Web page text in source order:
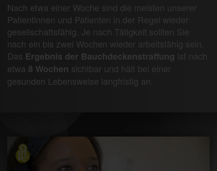
Nach etwa einer Woche sind die meisten unserer
Patientinnen und Patienten in der Regel wieder
gesellschaftsfähig. Je nach Tätigkeit sollten Sie
nach ein bis zwei Wochen wieder arbeitsfähig sein.
Das Ergebnis der Bauchdeckenstraffung ist nach
etwa 8 Wochen sichtbar und hält bei einer
gesunden Lebensweise langfristig an.